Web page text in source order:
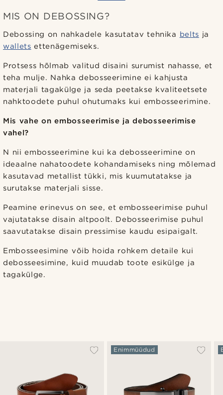
MIS ON DEBOSSING?
Debossing on nahkadele kasutatav tehnika belts ja
wallets ettenägemiseks.
Protsess hõlmab valitud disaini surumist nahasse, et
teha mulje. Nahka debosseerimine ei kahjusta
materjali tagakülge ja seda peetakse kvaliteetsete
nahktoodete puhul ohutumaks kui embosseerimine.
Mis vahe on embosseerimise ja debosseerimise
vahel?
N nii embosseerimine kui ka debosseerimine on
ideaalne nahatoodete kohandamiseks ning mõlemad
kasutavad metallist tükki, mis kuumutatakse ja
surutakse materjali sisse.
Peamine erinevus on see, et embosseerimise puhul
vajutatakse disain altpoolt. Debosseerimise puhul
saavutatakse disain pressimise kaudu esipaigalt.
Embosseesimine võib hoida rohkem detaile kui
debosseesimine, kuid muudab toote esikülge ja
tagakülge.
Enimmüüdud